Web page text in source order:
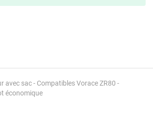
avec sac - Compatibles Vorace ZR80 -
économique